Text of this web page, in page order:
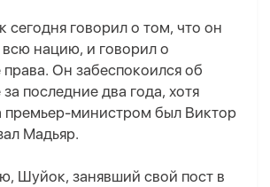
говорил о том, что он
всю нацию, и говорил о
права. Он забеспокоился об
последние два года, хотя
премьер-министром был Виктор
Мадьяр.
Шуйок, занявший свой пост в